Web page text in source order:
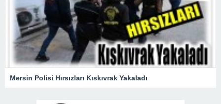
Mersin Polisi Hırsızları Kıskıvrak Yakaladı